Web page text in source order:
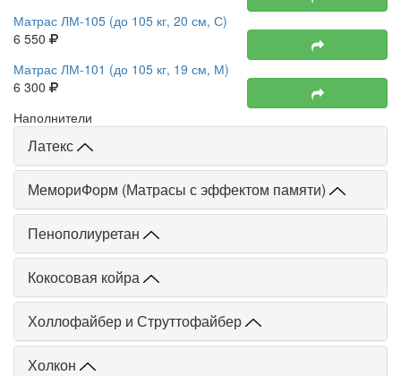
Матрас ЛМ-105 (до 105 кг, 20 см, С)
6 550
Матрас ЛМ-101 (до 105 кг, 19 см, М)
6 300
Наполнители
Латекс
МемориФорм (Матрасы с эффектом памяти)
Пенополиуретан
Кокосовая койра
Холлофайбер и Струттофайбер
Холкон